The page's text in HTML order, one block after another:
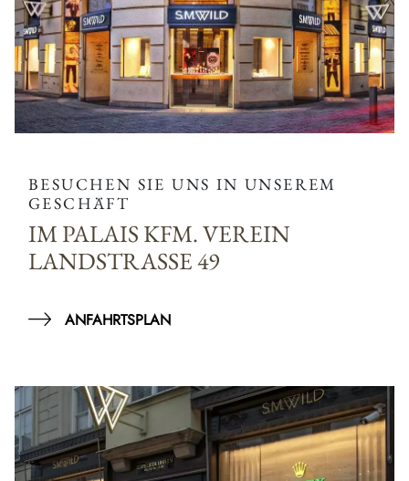
BESUCHEN SIE UNS IN UNSEREM
GESCHÄFT
IM PALAIS KFM. VEREIN
LANDSTRASSE 49
ANFAHRTSPLAN